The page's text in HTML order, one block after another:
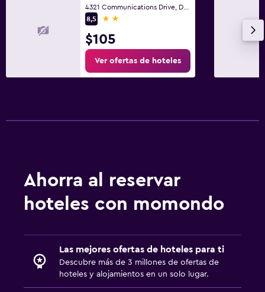
8,5
2 estrellas
$105
Ver ofertas de hoteles
Ahorra al reservar
hoteles con momondo
Las mejores ofertas de hoteles para ti
Descubre más de 3 millones de ofertas de
hoteles y alojamientos en un solo lugar.